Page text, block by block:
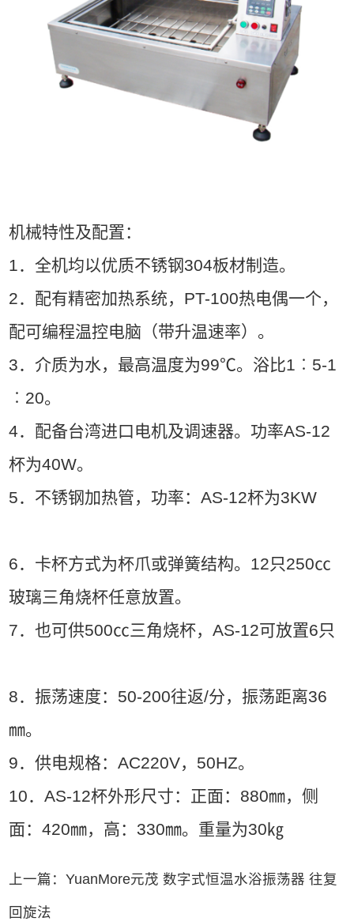
机械特性及配置：
1．全机均以优质不锈钢304板材制造。
2．配有精密加热系统，PT-100热电偶一个，
配可编程温控电脑（带升温速率）。
3．介质为水，最高温度为99℃。浴比1︰5-1
︰20。
4．配备台湾进口电机及调速器。功率AS-12
杯为40W。
5．不锈钢加热管，功率：AS-12杯为3KW
6．卡杯方式为杯爪或弹簧结构。12只250㏄
玻璃三角烧杯任意放置。
7．也可供500㏄三角烧杯，AS-12可放置6只
8．振荡速度：50-200往返/分，振荡距离36
㎜。
9．供电规格：AC220V，50HZ。
10．AS-12杯外形尺寸：正面：880㎜，侧
面：420㎜，高：330㎜。重量为30㎏
上一篇：YuanMore元茂 数字式恒温水浴振荡器 往复
回旋法